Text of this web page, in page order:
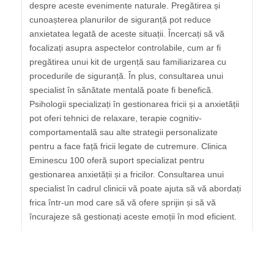
despre aceste evenimente naturale. Pregătirea și
cunoașterea planurilor de siguranță pot reduce
anxietatea legată de aceste situații. Încercați să vă
focalizați asupra aspectelor controlabile, cum ar fi
pregătirea unui kit de urgență sau familiarizarea cu
procedurile de siguranță. În plus, consultarea unui
specialist în sănătate mentală poate fi benefică.
Psihologii specializați în gestionarea fricii și a anxietății
pot oferi tehnici de relaxare, terapie cognitiv-
comportamentală sau alte strategii personalizate
pentru a face față fricii legate de cutremure. Clinica
Eminescu 100 oferă suport specializat pentru
gestionarea anxietății și a fricilor. Consultarea unui
specialist în cadrul clinicii vă poate ajuta să vă abordați
frica într-un mod care să vă ofere sprijin și să vă
încurajeze să gestionați aceste emoții în mod eficient.